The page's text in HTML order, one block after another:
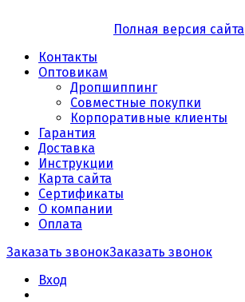
Полная версия сайта
Контакты
Оптовикам
Дропшиппинг
Совместные покупки
Корпоративные клиенты
Гарантия
Доставка
Инструкции
Карта сайта
Сертификаты
О компании
Оплата
Заказать звонокЗаказать звонок
Вход